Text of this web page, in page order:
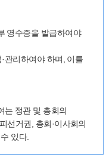
영수증을 발급하여야
관리하여야 하며, 이를
는 정관 및 총회의
선거권, 총회·이사회의
있다.